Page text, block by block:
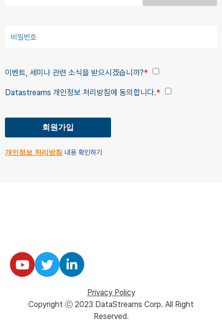
이벤트, 세미나 관련 소식을 받으시겠습니까?*
Datastreams 개인정보 처리방침에 동의합니다.*
개인정보 처리방침 내용 확인하기
Privacy Policy
Copyright ⓒ 2023 DataStreams Corp. All Right
Reserved.